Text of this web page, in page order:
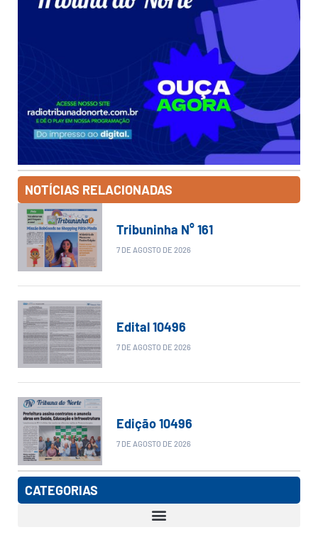
NOTÍCIAS RELACIONADAS
Tribuninha N° 161
7 DE AGOSTO DE 2026
Edital 10496
7 DE AGOSTO DE 2026
Edição 10496
7 DE AGOSTO DE 2026
CATEGORIAS